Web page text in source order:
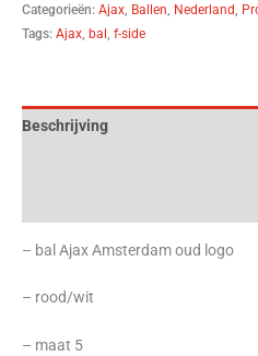
Categorieën: Ajax, Ballen, Nederland,
Tags: Ajax, bal , f-side
Beschrijving
– bal Ajax Amsterdam oud logo
– rood/wit
– maat 5